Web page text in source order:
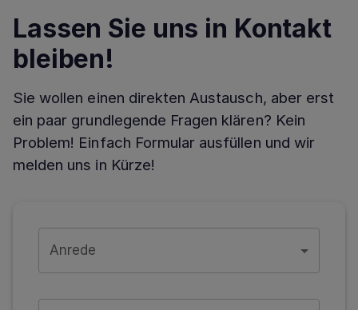
Lassen Sie uns in Kontakt
bleiben!
Sie wollen einen direkten Austausch, aber erst
ein paar grundlegende Fragen klären? Kein
Problem! Einfach Formular ausfüllen und wir
melden uns in Kürze!
Anrede